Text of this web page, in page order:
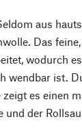
aus
Das
wodurch
wendbar ist.
es einen
der